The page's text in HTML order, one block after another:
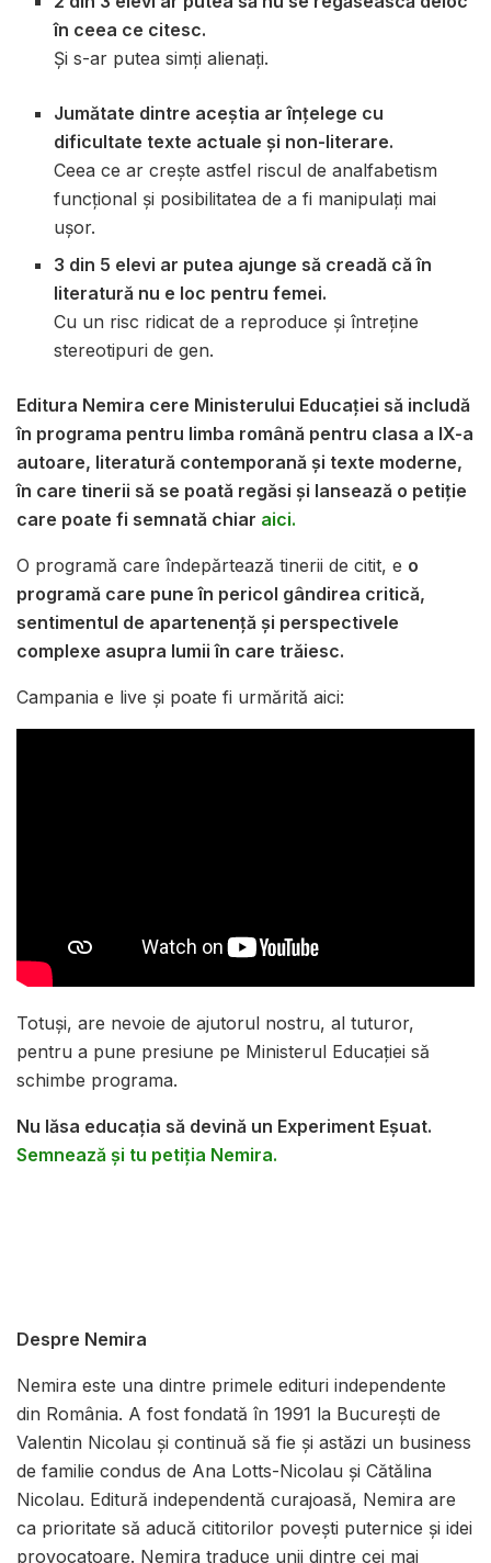
în ceea ce citesc.
Și s-ar putea simți alienați.
Jumătate dintre aceștia ar înțelege cu
dificultate texte actuale și non-literare.
Ceea ce ar crește astfel riscul de analfabetism
funcțional și posibilitatea de a fi manipulați mai
ușor.
3 din 5 elevi ar putea ajunge să creadă că în
literatură nu e loc pentru femei.
Cu un risc ridicat de a reproduce și întreține
stereotipuri de gen.
Editura Nemira cere Ministerului Educației să includă
în programa pentru limba română pentru clasa a IX-a
autoare, literatură contemporană și texte moderne,
în care tinerii să se poată regăsi și lansează o petiție
care poate fi semnată chiar aici.
O programă care îndepărtează tinerii de citit, e o
programă care pune în pericol gândirea critică,
sentimentul de apartenență și perspectivele
complexe asupra lumii în care trăiesc.
Campania e live și poate fi urmărită aici:
Totuși, are nevoie de ajutorul nostru, al tuturor,
pentru a pune presiune pe Ministerul Educației să
schimbe programa.
Nu lăsa educația să devină un Experiment Eșuat.
Semnează și tu petiția Nemira.
Despre Nemira
Nemira este una dintre primele edituri independente
din România. A fost fondată în 1991 la București de
Valentin Nicolau și continuă să fie și astăzi un business
de familie condus de Ana Lotts-Nicolau și Cătălina
Nicolau. Editură independentă curajoasă, Nemira are
ca prioritate să aducă cititorilor povești puternice și idei
provocatoare. Nemira traduce unii dintre cei mai